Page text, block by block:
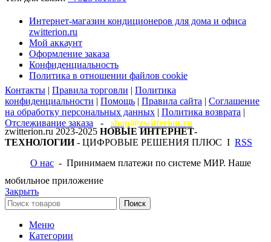
Интернет-магазин кондиционеров для дома и офиса
zwitterion.ru
Мой аккаунт
Оформление заказа
Конфиденциальность
Политика в отношении файлов cookie
Контакты | Правила торговли | Политика
конфиденциальности | Помощь | Правила сайта | Соглашение
на обработку персональных данных | Политика возврата |
Отслеживание заказа - shop@zwitterion.ru
zwitterion.ru 2023-2025 НОВЫЕ ИНТЕРНЕТ-
ТЕХНОЛОГИИ- ЦИФРОВЫЕ РЕШЕНИЯ ПЛЮС I RSS
О нас - Принимаем платежи по системе МИР. Наше
мобильное приложение
Закрыть
Поиск
Меню
Категории